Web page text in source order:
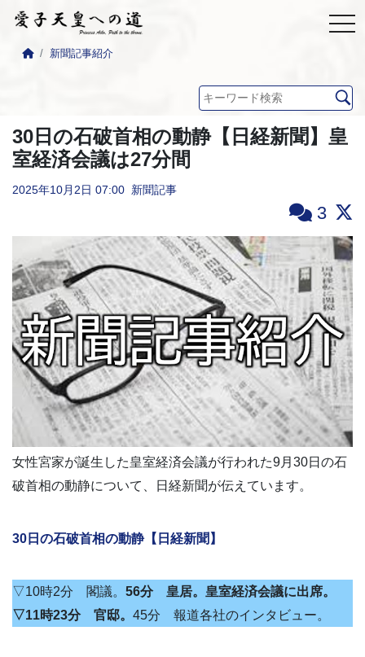
新聞記事紹介
30日の石破首相の動静【日経新聞】皇
室経済会議は27分間
2025年10月2日 07:00 新聞記事
3
女性宮家が誕生した皇室経済会議が行われた9月30日の石
破首相の動静について、日経新聞が伝えています。
30日の石破首相の動静【日経新聞】
▽10時2分 閣議。 56分 皇居。皇室経済会議に出席。
▽11時23分 官邸。 45分 報道各社のインタビュー。